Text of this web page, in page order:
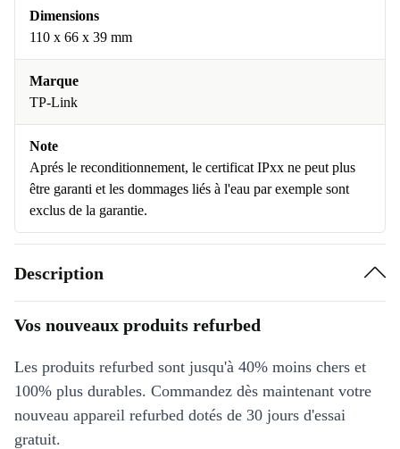
Dimensions
110 x 66 x 39 mm
Marque
TP-Link
Note
Aprés le reconditionnement, le certificat IPxx ne peut plus
être garanti et les dommages liés à l'eau par exemple sont
exclus de la garantie.
Description
Vos nouveaux produits refurbed
Les produits refurbed sont jusqu'à 40% moins chers et
100% plus durables. Commandez dès maintenant votre
nouveau appareil refurbed dotés de 30 jours d'essai
gratuit.